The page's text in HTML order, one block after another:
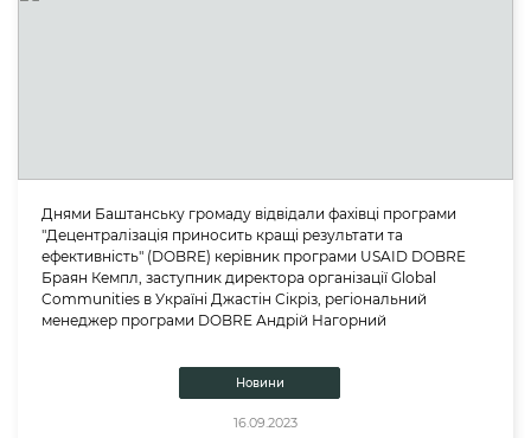
Днями Баштанську громаду відвідали фахівці програми
"Децентралізація приносить кращі результати та
ефективність" (DOBRE) керівник програми USAID DOBRE
Браян Кемпл, заступник директора організації Global
Communities в Україні Джастін Сікріз, регіональний
менеджер програми DOBRE Андрій Нагорний
Новини
16.09.2023